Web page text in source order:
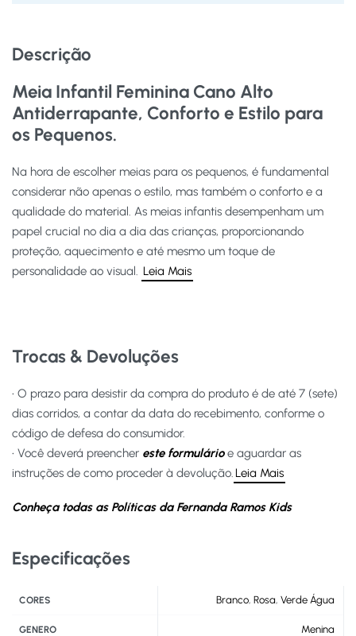
Descrição
Meia Infantil Feminina Cano Alto
Antiderrapante, Conforto e Estilo para
os Pequenos.
Na hora de escolher meias para os pequenos, é fundamental
considerar não apenas o estilo, mas também o conforto e a
qualidade do material. As meias infantis desempenham um
papel crucial no dia a dia das crianças, proporcionando
proteção, aquecimento e até mesmo um toque de
personalidade ao visual. Leia Mais
Trocas & Devoluções
• O prazo para desistir da compra do produto é de até 7 (sete)
dias corridos, a contar da data do recebimento, conforme o
código de defesa do consumidor.
• Você deverá preencher este formulárioe aguardar as
instruções de como proceder à devolução.Leia Mais
Conheça todas as Políticas da Fernanda Ramos Kids
Especificações
CORES Branco, Rosa, Verde Água
GENERO Menina